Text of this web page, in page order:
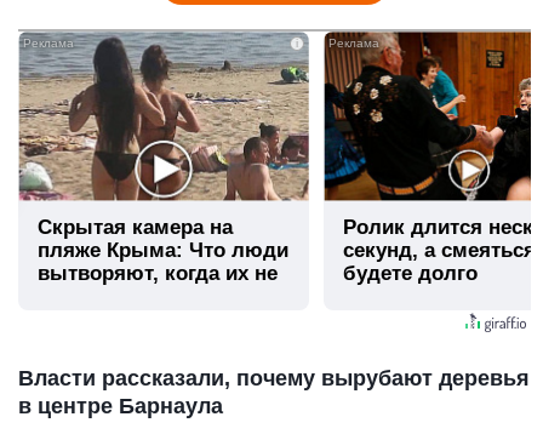
i
Скрытая камера на
пляже Крыма: Что люди
вытворяют, когда их не
Ролик длится
секунд, а
будете долго
Власти рассказали, почему вырубают деревья
в центре Барнаула